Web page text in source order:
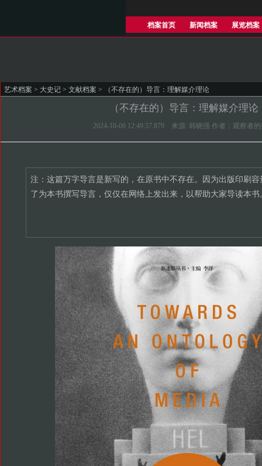
档案首页 新闻档案 展览档案
艺术档案 > 大史记 > 文献档案 > （不存在的）导言：理解媒介理论
（不存在的）导言：理解媒介理论
2024-10-06 12:49:57.879 来源: 韩晓强 作者：观察者
注：这篇万字导言是新写的，在原书中不存在。因为出版印刷
了为本书撰写导言，仅仅在网络上发出来，以帮助大家导读本书